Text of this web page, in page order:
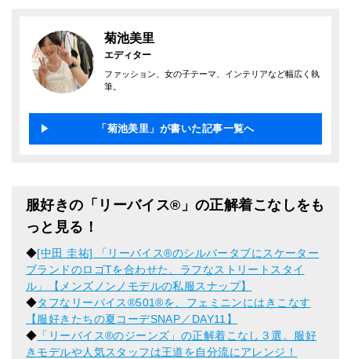
菊池美里
エディター
ファッション、女の子テーマ、インテリアなど幅広く執
筆。
「菊池美里」が書いた記事一覧へ
服好きの「リーバイス®︎」の正解着こなしをも
っと見る！
◆[中田 圭祐] 「リーバイス®のシルバータブにスケーター
ブランドのロゴTを合わせた、ラフなストリートスタイ
ル」【メンズノンノモデルの私服スナップ】
◆タフなリーバイス®501®を、フェミニンにはきこなす
【服好きたちの夏コーデSNAP／DAY11】
◆ 「リーバイス®️のジーンズ」の正解着こなし３選。服好
きモデルや人気スタッフは王道を自分流にアレンジ！